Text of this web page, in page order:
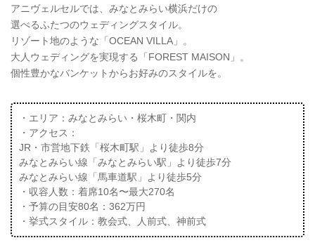
アニヴェルセルでは、みなとみらい横浜だけの
選べるふたつのウェディングスタイル。
リゾート地のような「OCEAN VILLA」。
大人ウェディングを実現する「FOREST MAISON」。
個性豊かなバンケットからお好みのスタイルを。
・エリア：みなとみらい・桜木町・関内
・アクセス：
JR・市営地下鉄「桜木町駅」より徒歩8分
みなとみらい線「みなとみらい駅」より徒歩7分
みなとみらい線「馬車道駅」より徒歩5分
・収容人数：着席10名〜最大270名
・予算の目安80名：362万円
・挙式スタイル：教会式、人前式、神前式